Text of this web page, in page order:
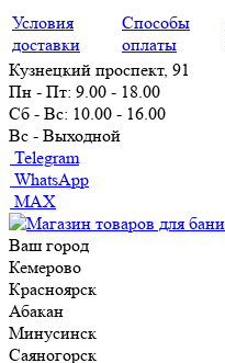
Условия
доставки
Способы
оплаты
Кузнецкий проспект, 91
Пн - Пт: 9.00 - 18.00
Сб - Вс: 10.00 - 16.00
Вс - Выходной
Telegram
WhatsApp
MAX
Ваш город
Кемерово
Красноярск
Абакан
Минусинск
Саяногорск